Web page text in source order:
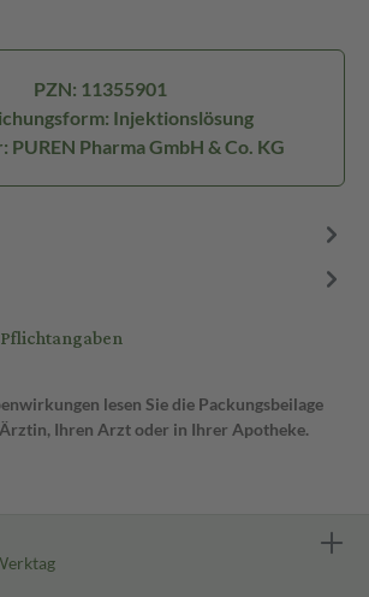
PZN: 11355901
Injektionslösung
PUREN Pharma GmbH & Co. KG
lesen Sie die Packungsbeilage
Ihren Arzt oder in Ihrer Apotheke.